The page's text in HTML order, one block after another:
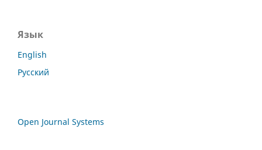
Язык
English
Русский
Open Journal Systems